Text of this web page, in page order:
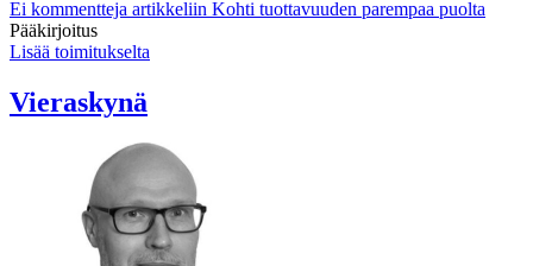
Ei kommentteja artikkeliin Kohti tuottavuuden parempaa puolta
Pääkirjoitus
Lisää toimitukselta
Vieraskynä